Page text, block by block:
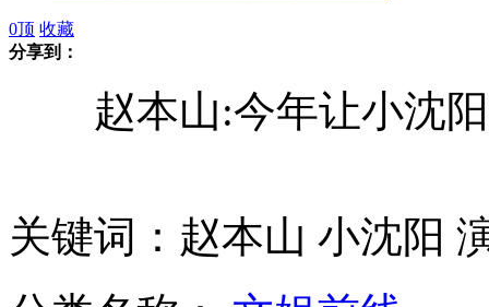
90位委员倡议撤掉会场烟灰缸
辽宁主场102-94胜新疆总比分2-2
清华大学体育特招 一考生使用兴奋剂
0顶 收藏
分享到：
赵本山:今年让小沈阳
关键词：赵本山 小沈阳